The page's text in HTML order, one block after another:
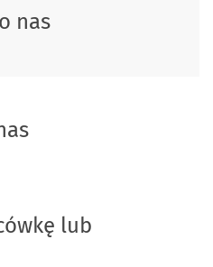
nas
lub